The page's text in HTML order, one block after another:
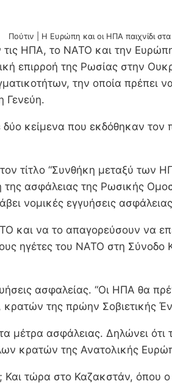
Πούτιν | Η Ευρώπη και οι ΗΠΑ παιχνίδι στα
τις ΗΠΑ, το ΝΑΤΟ και την
επιρροή της Ρωσίας στην
την οποία πρέπει
Γενεύη.
δύο κείμενα που εκδόθηκαν
τίτλο “Συνθήκη μεταξύ των
της ασφάλειας της Ρωσικής
νομικές εγγυήσεις
και να το απαγορεύσουν να
ηγέτες του ΝΑΤΟ στη
ασφαλείας. “Οι ΗΠΑ θα
της πρώην Σοβιετικής
μέτρα ασφάλειας. Δηλώνει
κρατών της Ανατολικής
Και τώρα στο Καζακστάν,